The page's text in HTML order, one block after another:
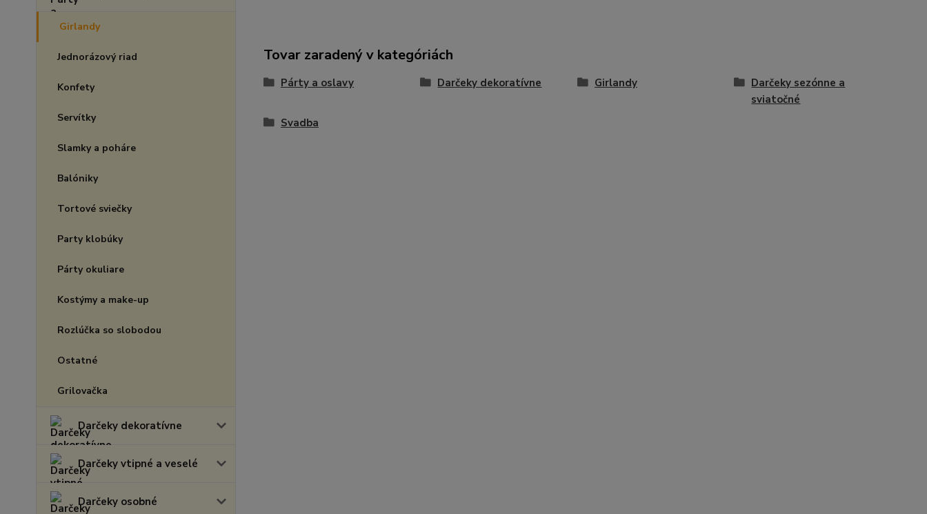
Girlandy
Jednorázový riad
Konfety
Servítky
Slamky a poháre
Balóniky
Tortové sviečky
Party klobúky
Párty okuliare
Kostýmy a make-up
Rozlúčka so slobodou
Ostatné
Grilovačka
Darčeky dekoratívne
Darčeky vtipné a veselé
Darčeky osobné
Tovar zaradený v kategóriách
Párty a oslavy Darčeky dekoratívne Girlandy
Darčeky sezónne a
sviatočné
Svadba